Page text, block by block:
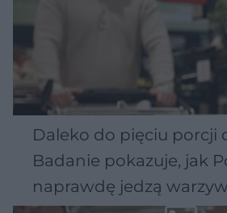
Daleko do pięciu porcji
Badanie pokazuje, jak
naprawdę jedzą